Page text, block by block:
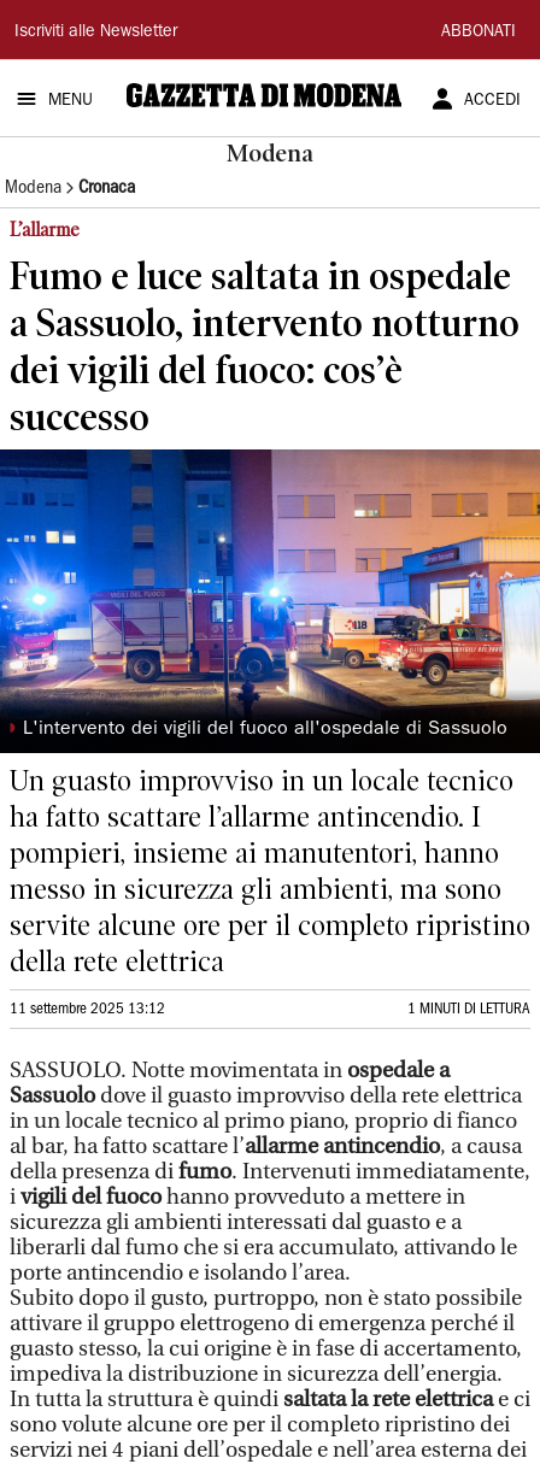
Gazzetta
di
Modena
Iscriviti alle Newsletter ABBONATI
MENU ACCEDI
Modena
Modena Cronaca
L’allarme
Fumo e luce saltata in ospedale
a Sassuolo, intervento notturno
dei vigili del fuoco: cos’è
successo
◗ L'intervento dei vigili del fuoco all'ospedale di Sassuolo
Un guasto improvviso in un locale tecnico
ha fatto scattare l’allarme antincendio. I
pompieri, insieme ai manutentori, hanno
messo in sicurezza gli ambienti, ma sono
servite alcune ore per il completo ripristino
della rete elettrica
11 settembre 2025 13:12 1 MINUTI DI LETTURA
SASSUOLO. Notte movimentata in ospedale a
Sassuolodove il guasto improvviso della rete elettrica
in un locale tecnico al primo piano, proprio di fianco
al bar, ha fatto scattare l’allarme antincendio, a causa
della presenza difumo. Intervenuti immediatamente,
ivigili del fuocohanno provveduto a mettere in
sicurezza gli ambienti interessati dal guasto e a
liberarli dal fumo che si era accumulato, attivando le
porte antincendio e isolando l’area.
Subito dopo il gusto, purtroppo, non è stato possibile
attivare il gruppo elettrogeno di emergenza perché il
guasto stesso, la cui origine è in fase di accertamento,
impediva la distribuzione in sicurezza dell’energia.
In tutta la struttura è quindisaltata la rete elettricae ci
sono volute alcune ore per il completo ripristino dei
servizi nei 4 piani dell’ospedale e nell’area esterna dei